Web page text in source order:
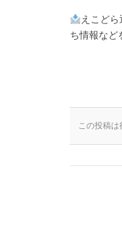
えこど
ち情報など
この投稿は